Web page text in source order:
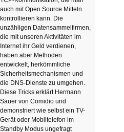
auch mit Open Source Mitteln
kontrollieren kann. Die
unzähligen Datensammelfirmen,
die mit unseren Aktivitäten im
Internet ihr Geld verdienen,
haben aber Methoden
entwickelt, herkömmliche
Sicherheitsmechanismen und
die DNS-Dienste zu umgehen.
Diese Tricks erklärt Hermann
Sauer von Comidio und
demonstriert wie selbst ein TV-
Gerät oder Mobiltelefon im
Standby Modus ungefragt